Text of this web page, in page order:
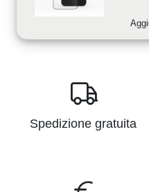
Spedizione gratuita